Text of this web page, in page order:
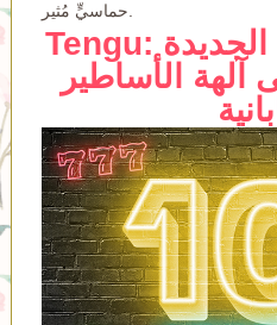
Tengu: طيور الشياطين الجديدة
آلهة الأساطير